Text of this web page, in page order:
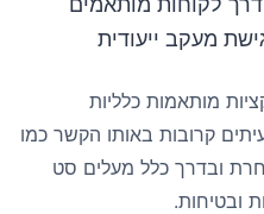
מותאמות כלליות
קרובות באותו הקשר כמו
ובדרך כלל מעלים סט
ובטיחות.